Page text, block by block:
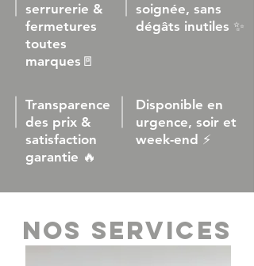
serrurerie &
fermetures
toutes
marques🚪
soignée, sans
dégâts inutiles ✨
Transparence
des prix &
satisfaction
garantie 🔥
Disponible en
urgence, soir et
week-end ⚡
Nos services